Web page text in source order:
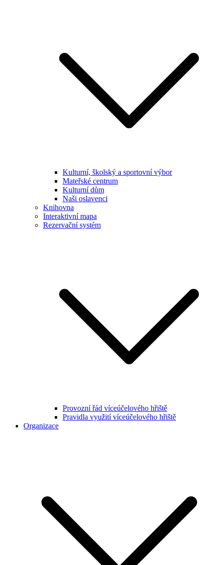
Kulturní, školský a sportovní výbor
Mateřské centrum
Kulturní dům
Naši oslavenci
Knihovna
Interaktivní mapa
Rezervační systém
Provozní řád víceúčelového hřiště
Pravidla využití víceúčelového hřiště
Organizace